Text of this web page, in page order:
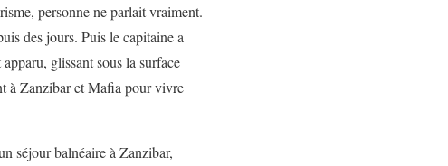
personne ne parlait vraiment.
des jours. Puis le capitaine a
glissant sous la surface
à Zanzibar et Mafia pour vivre
séjour balnéaire à Zanzibar,